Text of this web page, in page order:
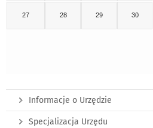
27 28 29 30
Informacje o Urzędzie
Specjalizacja Urzędu